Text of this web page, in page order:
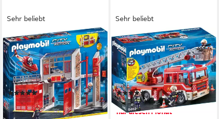
Sehr beliebt
PLAYMOBIL®
Große Feuerwache (9462),
My Action Heroes
Konstruktions-Spielset, Made
in Germany
(101)
ab 59,99 € UVP99,99 €
-40%
Sehr beliebt
PLAYMOBIL®
Feuerwehr-Leiterfahrzeug
(9463), My Action Heroes
Konstruktions-Spielset, Made
in Germany
(110)
ab 47,99 € UVP 79,99 €
nur diesen Monat